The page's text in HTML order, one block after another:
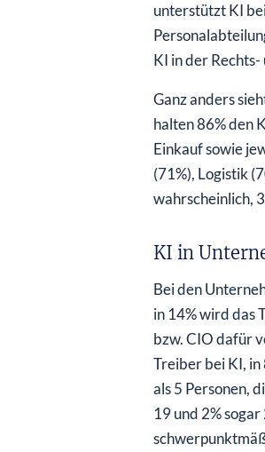
unterstützt KI
KI in der
Ganz anders
halten 86% den
Einkauf sowie
(71%), Logistik
wahrscheinlich,
KI in
Bei den
in 14% wird das
bzw. CIO dafür
Treiber bei KI, in
als 5 Personen,
19 und 2%